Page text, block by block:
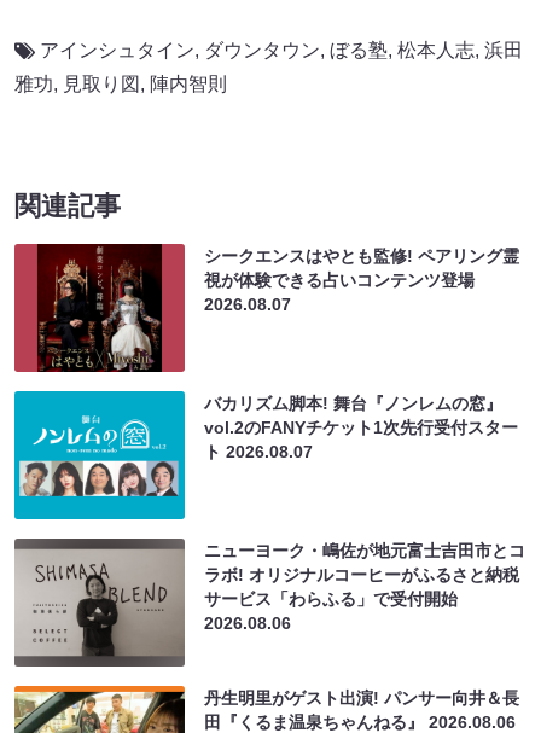
アインシュタイン, ダウンタウン, ぼる塾, 松本人志, 浜田
雅功, 見取り図 , 陣内智則
関連記事
シークエンスはやとも監修! ペアリング霊
視が体験できる占いコンテンツ登場
2026.08.07
バカリズム脚本! 舞台『ノンレムの窓』
vol.2のFANYチケット1次先行受付スター
ト2026.08.07
ニューヨーク・嶋佐が地元富士吉田市とコ
ラボ! オリジナルコーヒーがふるさと納税
サービス「わらふる」で受付開始
2026.08.06
丹生明里がゲスト出演! パンサー向井＆長
田『くるま温泉ちゃんねる』2026.08.06